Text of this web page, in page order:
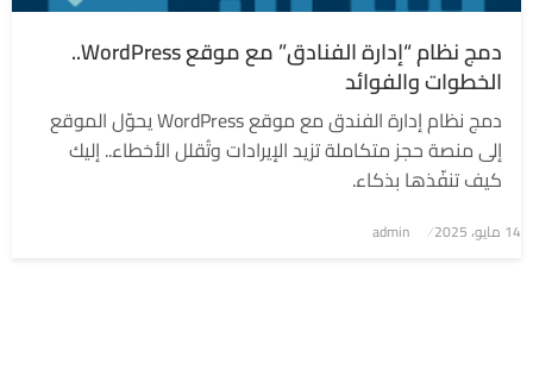
دمج نظام “إدارة الفنادق” مع موقع WordPress..
الخطوات والفوائد
دمج نظام إدارة الفندق مع موقع WordPress يحوّل الموقع
إلى منصة حجز متكاملة تزيد الإيرادات وتُقلل الأخطاء.. إليك
كيف تنفّذها بذكاء.
نُشر
14 مايو، 2025 admin